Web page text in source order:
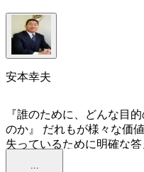
安本幸夫
『誰のために、どんな目
のか』 だれもが様々な価値観に惑い、組織との距離感を見
失っているために明確な
...